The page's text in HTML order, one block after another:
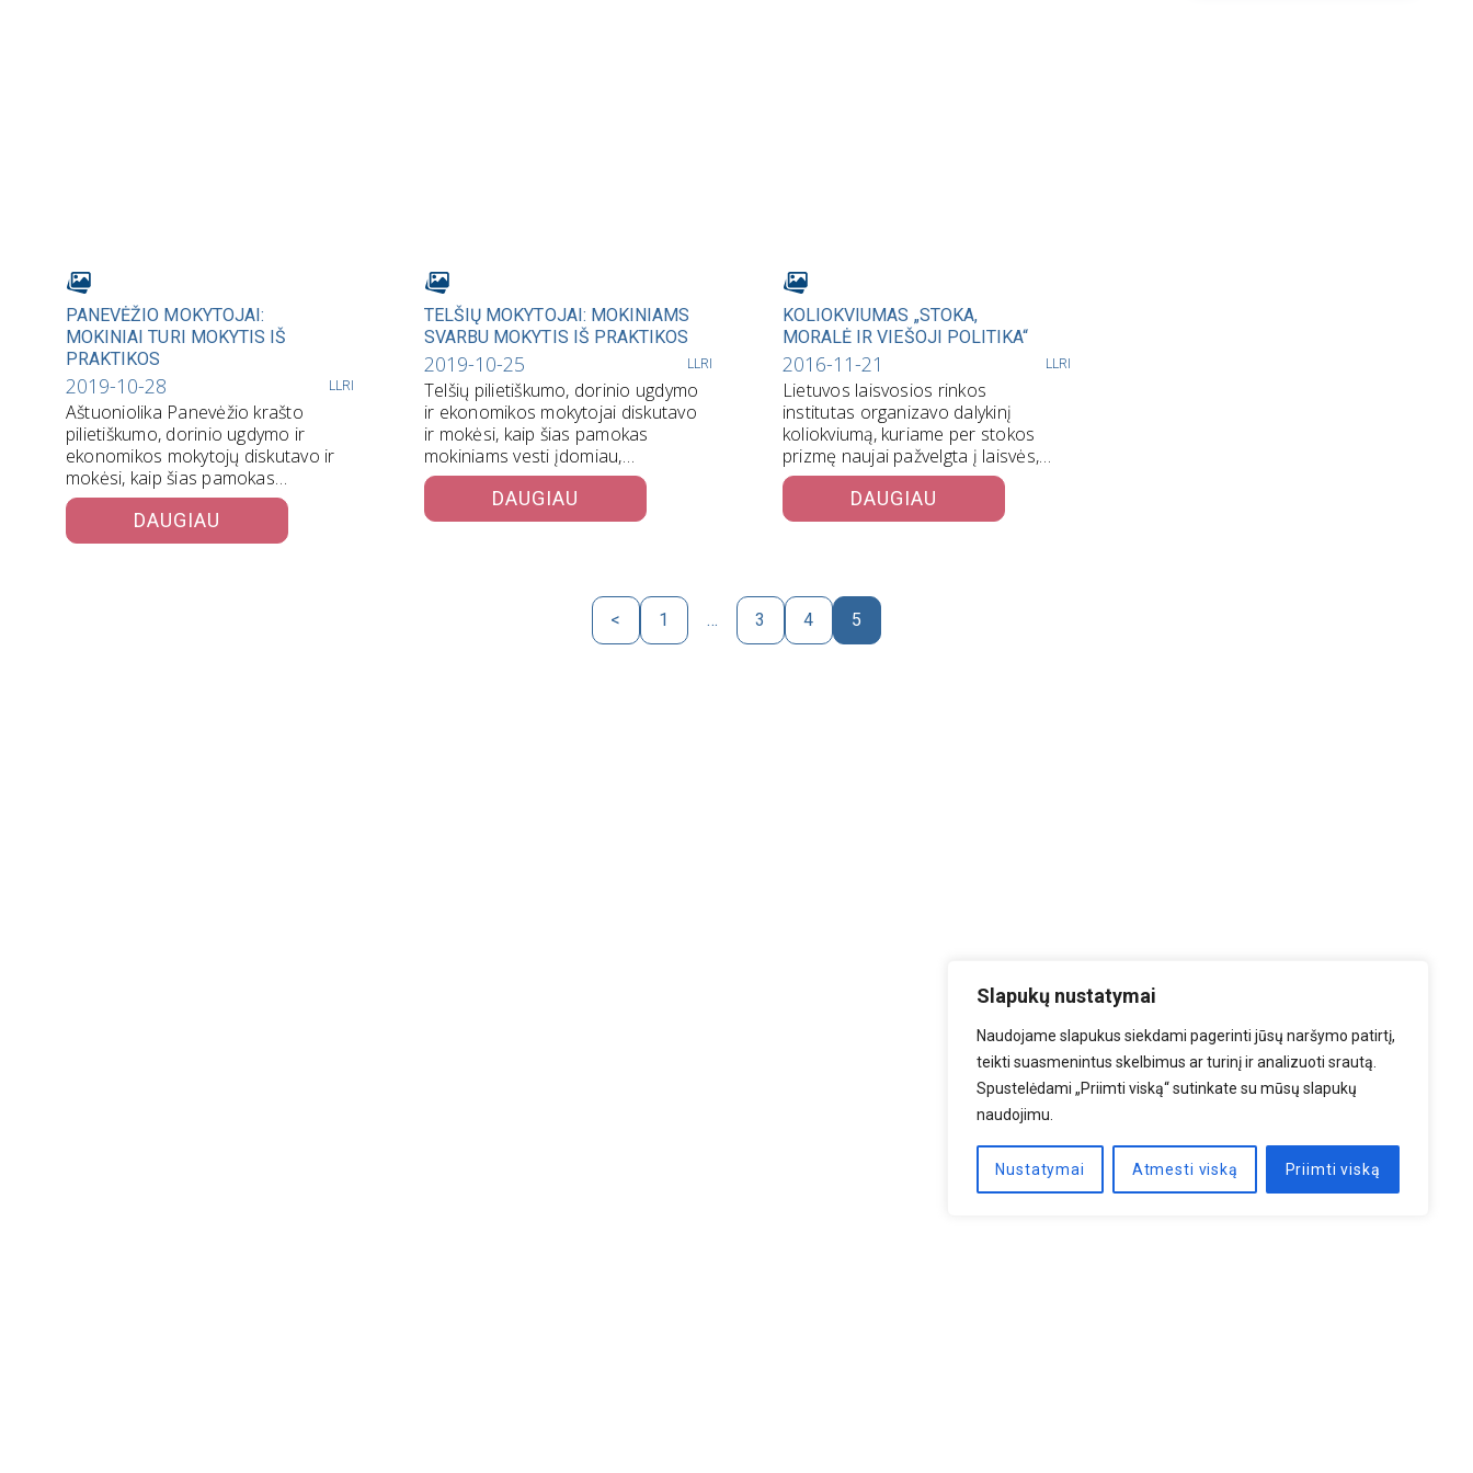
Slapukų nustatymai
Naudojame slapukus siekdami pagerinti jūsų naršymo patirtį,
teikti suasmenintus skelbimus ar turinį ir analizuoti srautą.
Spustelėdami „Priimti viską“ sutinkate su mūsų slapukų
naudojimu.
Nustatymai Atmesti viską Priimti viską
PANEVĖŽIO MOKYTOJAI:
MOKINIAI TURI MOKYTIS IŠ
PRAKTIKOS
2019-10-28 LLRI
Aštuoniolika Panevėžio krašto
pilietiškumo, dorinio ugdymo ir
ekonomikos mokytojų diskutavo ir
mokėsi, kaip šias pamokas
mokiniams vesti įdomiau,
įtikinamiau ir…DAUGIAU
TELŠIŲ MOKYTOJAI: MOKINIAMS
SVARBU MOKYTIS IŠ PRAKTIKOS
2019-10-25 LLRI
Telšių pilietiškumo, dorinio ugdymo
ir ekonomikos mokytojai diskutavo
ir mokėsi, kaip šias pamokas
mokiniams vesti įdomiau,
įtikinamiau ir interaktyviau.
Mokytojai…DAUGIAU
KOLIOKVIUMAS „STOKA,
MORALĖ IR VIEŠOJI POLITIKA“
2016-11-21 LLRI
Lietuvos laisvosios rinkos
institutas organizavo dalykinį
koliokviumą, kuriame per stokos
prizmę naujai pažvelgta į laisvės,
moralės ir laisvosios rinkos
sąsajas…DAUGIAU
< 1 … 3 4 5